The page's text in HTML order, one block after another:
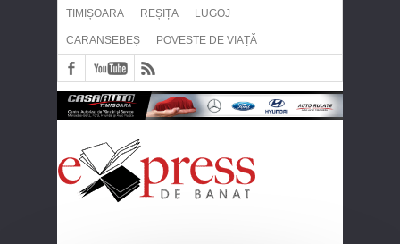
TIMIȘOARA REȘIȚA LUGOJ
CARANSEBEȘ POVESTE DE VIAȚĂ